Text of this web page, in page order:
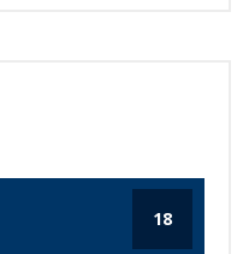
18